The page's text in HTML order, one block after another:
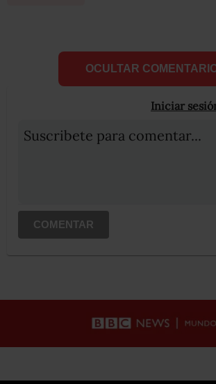
OCULTAR
Iniciar
Suscribete para comentar...
COMENTAR